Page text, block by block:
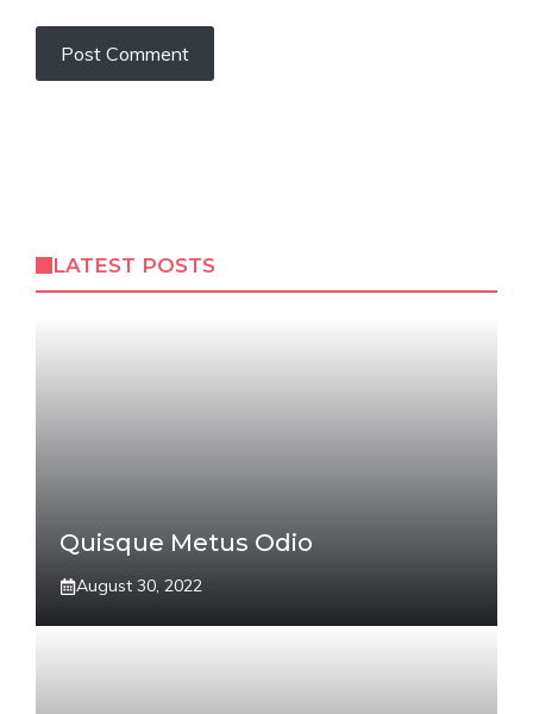
LATEST POSTS
Quisque Metus Odio
August 30, 2022